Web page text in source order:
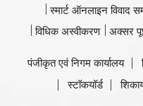
स्मार्ट ऑनलाइन विवाद
विधिक अस्वीकरण
अक्सर
पंजीकृत एवं निगम कार्यालय
स्टॉकयॉर्ड